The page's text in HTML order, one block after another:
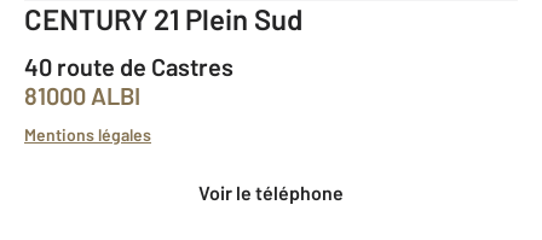
CENTURY 21 Plein Sud
40 route de Castres
81000 ALBI
Mentions légales
Voir le téléphone